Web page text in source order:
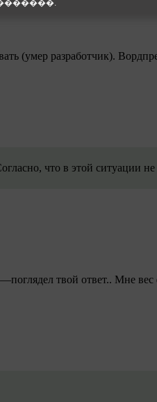
(умер разработчик).
что в этой ситуации
твой ответ.. Мне